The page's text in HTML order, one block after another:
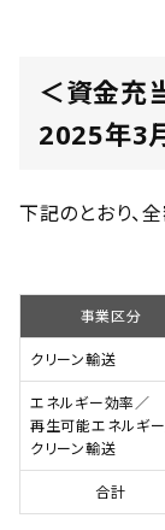
＜資金充
2025年3
下記のとおり、
事業区分
クリーン輸送
エネルギー効率／
再生可能エネルギ
クリーン輸送
合計